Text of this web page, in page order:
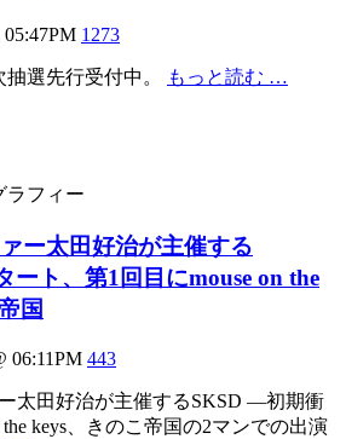
05:47PM 1273
選先行受付中。 もっと読む …
ラフィー
ー太田好治が主催する
ート、第1回目にmouse on the
国
06:11PM 443
太田好治が主催するSKSD —初期衝
keys、きのこ帝国の2マンでの出演